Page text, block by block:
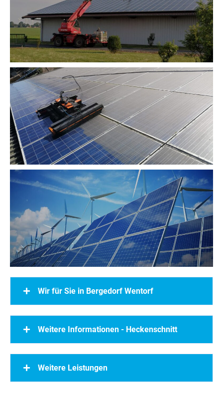
Wir für Sie in Bergedorf Wentorf
Weitere Informationen - Heckenschnitt
Weitere Leistungen